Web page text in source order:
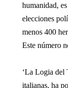
humanidad,
elecciones
menos 400
Este número
‘La Logia del
italianas, ha